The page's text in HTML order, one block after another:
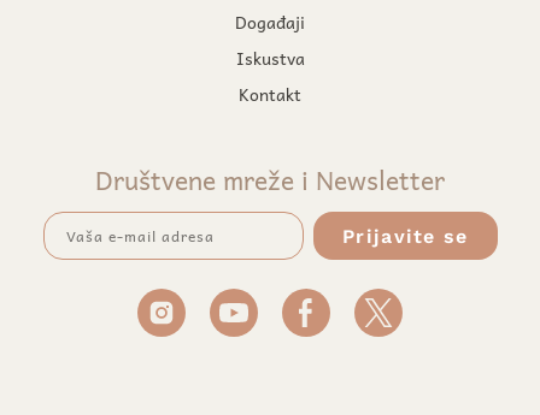
Događaji
Iskustva
Kontakt
Društvene mreže i Newsletter